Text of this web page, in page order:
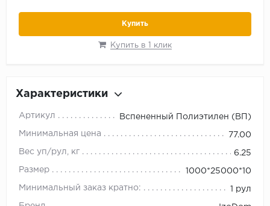
Купить
Купить в 1 клик
Характеристики
Артикул Вспененный Полиэтилен (ВП)
Минимальная цена 77.00
Вес уп/рул, кг 6.25
Размер 1000*25000*10
Минимальный заказ кратно: 1 рул